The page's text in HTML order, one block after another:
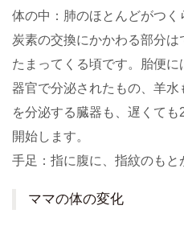
体の中：肺のほとんどがつ
炭素の交換にかかわる部分
たまってくる頃です。胎便
器官で分泌されたもの、羊
を分泌する臓器も、遅くて
開始します。
手足：指に腹に、指紋のもと
ママの体の変化